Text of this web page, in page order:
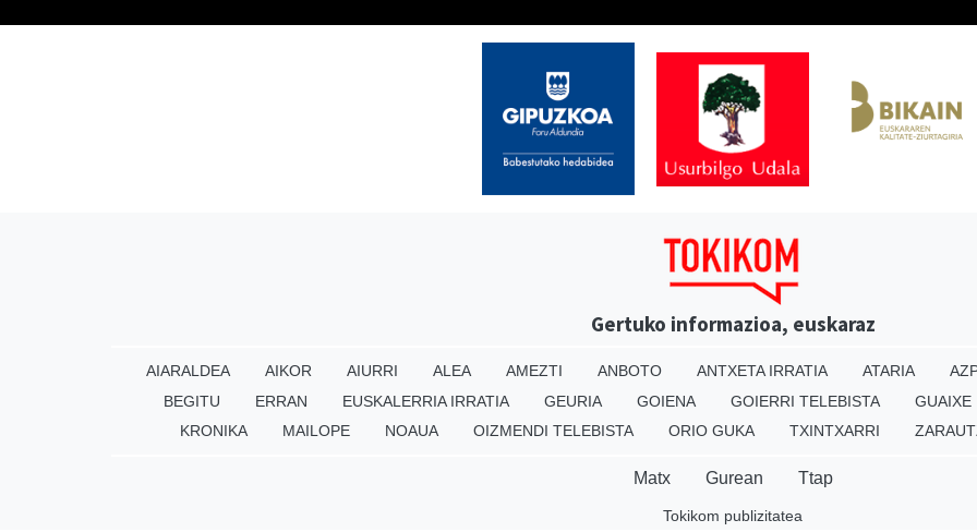
Gertuko informazioa, euskaraz
AIARALDEA AIKOR AIURRI ALEA AMEZTI ANBOTO ANTXETA IRRATIA ATARIA
BEGITU
ERRAN EUSKALERRIA IRRATIA GEURIA GOIENA GOIERRI TELEBISTA
GUAIXE
KRONIKA
MAILOPE NOAUA OIZMENDI TELEBISTA ORIO GUKA TXINTXARRI
Matx Gurean Ttap
Tokikom publizitatea